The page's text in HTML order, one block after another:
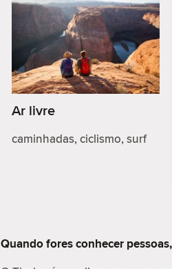
Ar livre
caminhadas, ciclismo, surf
Quando fores conhecer